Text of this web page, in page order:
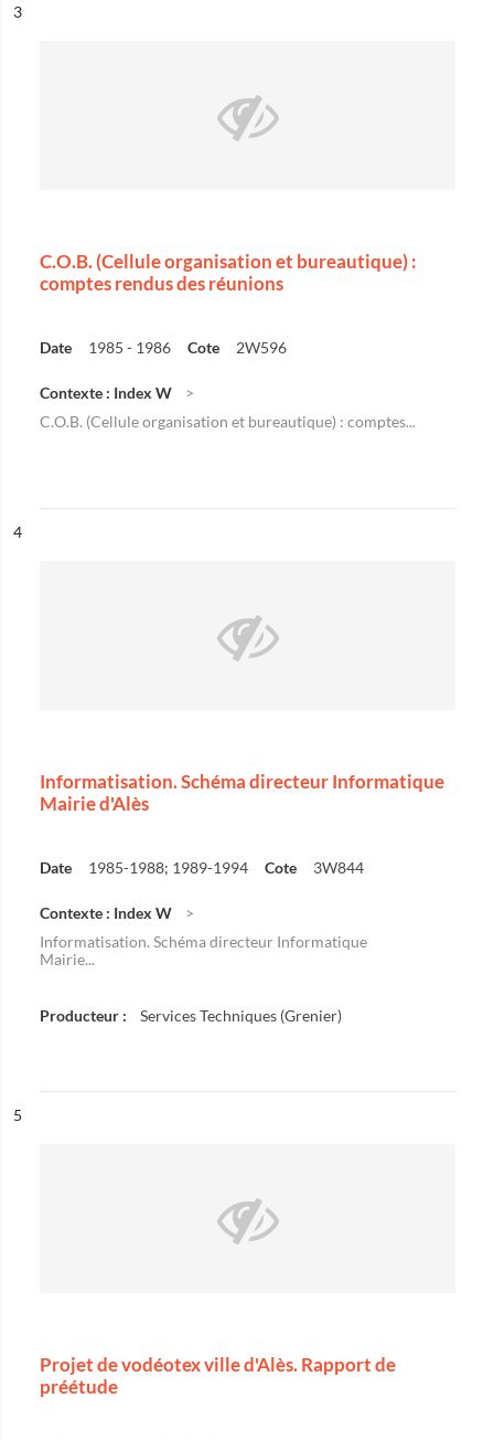
n°
3
C.O.B. (Cellule organisation et bureautique) :
comptes rendus des réunions
Date 1985 - 1986 Cote 2W596
Contexte : Index W
C.O.B. (Cellule organisation et bureautique) : comptes...
n°
4
Informatisation. Schéma directeur Informatique
Mairie d'Alès
Date 1985-1988; 1989-1994 Cote 3W844
Contexte : Index W
Informatisation. Schéma directeur Informatique
Mairie...
Producteur : Services Techniques (Grenier)
n°
5
Projet de vodéotex ville d'Alès. Rapport de
préétude